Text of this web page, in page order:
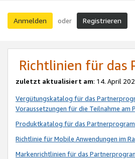
Anmelden oder Registrieren
Richtlinien für das
zuletzt aktualisiert am: 14. April
Vergütungskatalog für das
Voraussetzungen für die Teilnahme am
Produktkatalog für das
Richtlinie für Mobile Anwendungen im
Markenrichtlinien für das